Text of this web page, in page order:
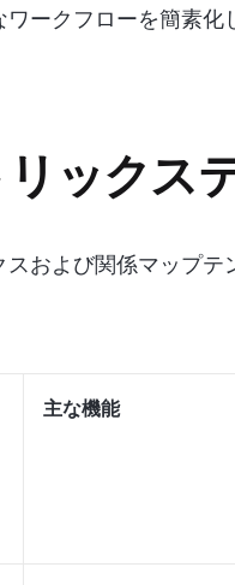
ークフローを簡素
ックス
および関係マップ
主な機能